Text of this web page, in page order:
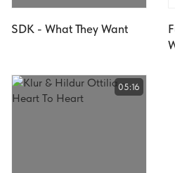
SDK - What They Want
05:16